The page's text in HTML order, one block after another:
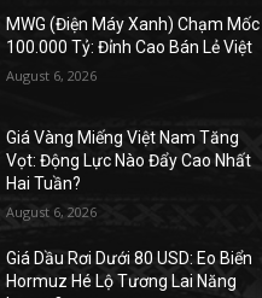
MWG (Điện Máy Xanh) Chạm Mốc
100.000 Tỷ: Đỉnh Cao Bán Lẻ Việt
August 6, 2026
Giá Vàng Miếng Việt Nam Tăng
Vọt: Động Lực Nào Đẩy Cao Nhất
Hai Tuần?
August 6, 2026
Giá Dầu Rơi Dưới 80 USD: Eo Biển
Hormuz Hé Lộ Tương Lai Năng